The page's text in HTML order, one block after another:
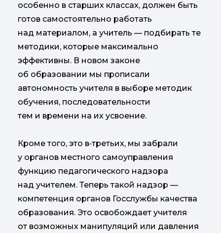
особенно в старших классах, должен быть
готов самостоятельно работать
над материалом, а учитель — подбирать те
методики, которые максимально
эффективны. В новом законе
об образовании мы прописали
автономность учителя в выборе методик
обучения, последовательности
тем и времени на их усвоение.
Кроме того, это в‑третьих, мы забрали
у органов местного самоуправления
функцию педагогического надзора
над учителем. Теперь такой надзор —
компетенция органов Госслужбы качества
образования. Это освобождает учителя
от возможных манипуляций или давления